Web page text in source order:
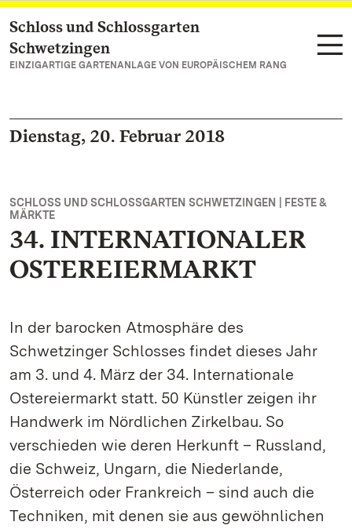
Zum Hauptinhalt springen
Schloss und Schlossgarten
Schwetzingen
EINZIGARTIGE GARTENANLAGE VON EUROPÄISCHEM RANG
Dienstag, 20. Februar 2018
SCHLOSS UND SCHLOSSGARTEN SCHWETZINGEN | FESTE &
MÄRKTE
34. INTERNATIONALER
OSTEREIERMARKT
In der barocken Atmosphäre des
Schwetzinger Schlosses findet dieses Jahr
am 3. und 4. März der 34. Internationale
Ostereiermarkt statt. 50 Künstler zeigen ihr
Handwerk im Nördlichen Zirkelbau. So
verschieden wie deren Herkunft – Russland,
die Schweiz, Ungarn, die Niederlande,
Österreich oder Frankreich – sind auch die
Techniken, mit denen sie aus gewöhnlichen